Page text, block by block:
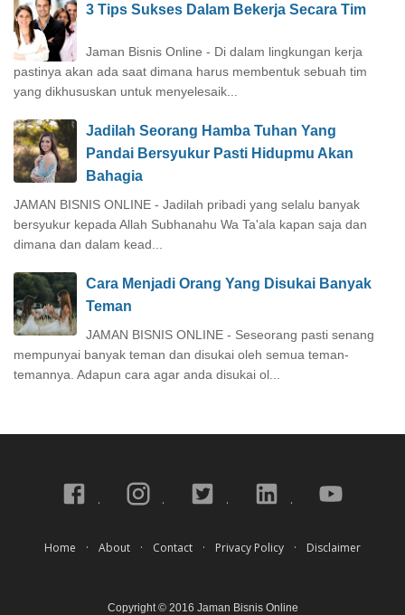
3 Tips Sukses Dalam Bekerja Secara Tim
Jaman Bisnis Online - Di dalam lingkungan kerja
pastinya akan ada saat dimana harus membentuk sebuah tim
yang dikhususkan untuk menyelesaik...
Jadilah Seorang Hamba Tuhan Yang
Pandai Bersyukur Pasti Hidupmu Akan
Bahagia
JAMAN BISNIS ONLINE - Jadilah pribadi yang selalu banyak
bersyukur kepada Allah Subhanahu Wa Ta'ala kapan saja dan
dimana dan dalam kead...
Cara Menjadi Orang Yang Disukai Banyak
Teman
JAMAN BISNIS ONLINE - Seseorang pasti senang
mempunyai banyak teman dan disukai oleh semua teman-
temannya. Adapun cara agar anda disukai ol...
Home About Contact Privacy Policy Disclaimer
Copyright © 2016 Jaman Bisnis Online